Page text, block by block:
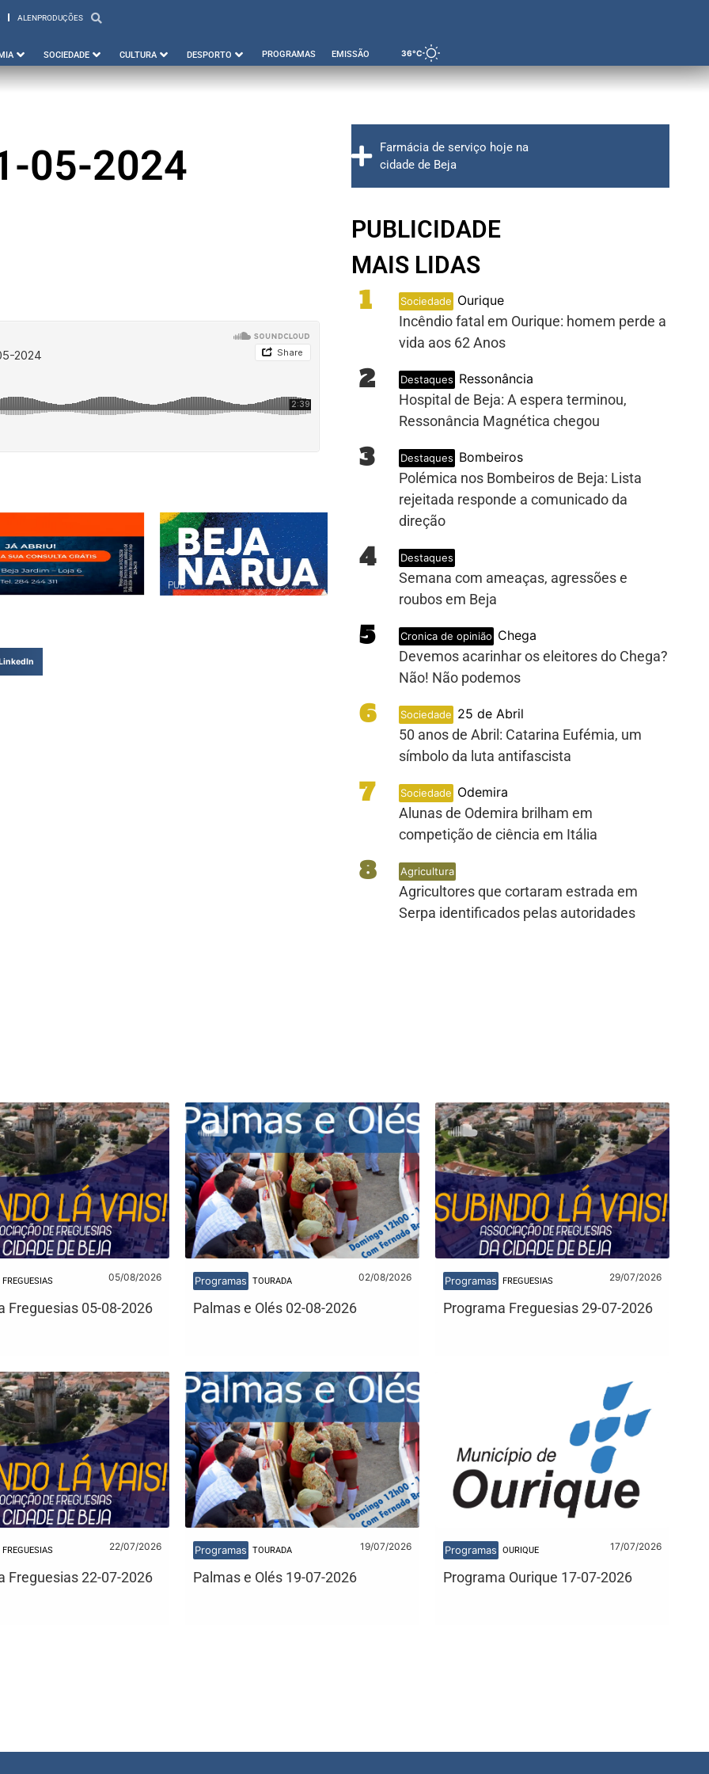
ALENPRODUÇÕES
SOCIEDADE CULTURA DESPORTO PROGRAMAS EMISSÃO 36°C
ALENPRODUÇÕES
05-2024
PUB
Farmácia de serviço hoje na
cidade de Beja
PUBLICIDADE
MAIS LIDAS
1 Sociedade Ourique
Incêndio fatal em Ourique: homem perde a
vida aos 62 Anos
2 Destaques Ressonância
Hospital de Beja: A espera terminou,
Ressonância Magnética chegou
3 Destaques Bombeiros
Polémica nos Bombeiros de Beja: Lista
rejeitada responde a comunicado da
direção
4 Destaques
Semana com ameaças, agressões e
roubos em Beja
5 Cronica de opinião Chega
Devemos acarinhar os eleitores do Chega?
Não! Não podemos
6 Sociedade 25 de Abril
50 anos de Abril: Catarina Eufémia, um
símbolo da luta antifascista
7 Sociedade Odemira
Alunas de Odemira brilham em
competição de ciência em Itália
8 Agricultura
Agricultores que cortaram estrada em
Serpa identificados pelas autoridades
FREGUESIAS 05/08/2026
Freguesias 05-08-2026
Programas TOURADA 02/08/2026
Palmas e Olés 02-08-2026
Programas FREGUESIAS 29/07/2026
Programa Freguesias 29-07-2026
FREGUESIAS 22/07/2026
Freguesias 22-07-2026
Programas TOURADA 19/07/2026
Palmas e Olés 19-07-2026
Programas OURIQUE 17/07/2026
Programa Ourique 17-07-2026